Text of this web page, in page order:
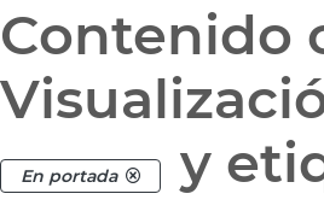
Contenido
En portada
y